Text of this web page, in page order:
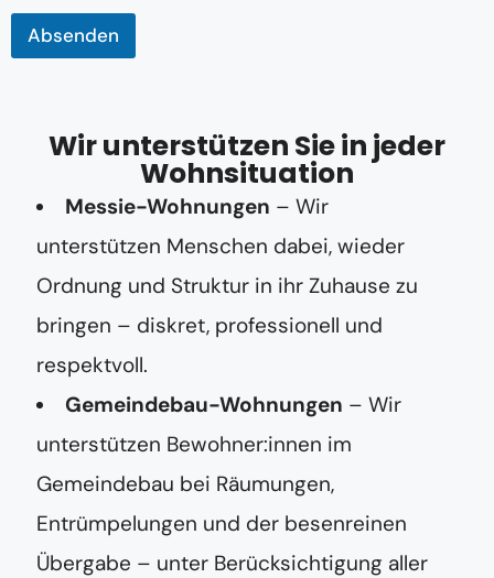
Absenden
Wir unterstützen Sie in jeder
Wohnsituation
Messie-Wohnungen – Wir
unterstützen Menschen dabei, wieder
Ordnung und Struktur in ihr Zuhause zu
bringen – diskret, professionell und
respektvoll.
Gemeindebau-Wohnungen – Wir
unterstützen Bewohner:innen im
Gemeindebau bei Räumungen,
Entrümpelungen und der besenreinen
Übergabe – unter Berücksichtigung aller